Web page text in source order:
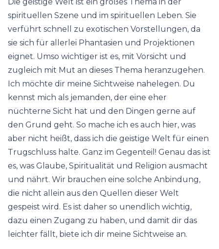
spirituellen Szene und im spirituellen Leben. Sie
verführt schnell zu exotischen Vorstellungen, da
sie sich für allerlei Phantasien und Projektionen
eignet. Umso wichtiger ist es, mit Vorsicht und
zugleich mit Mut an dieses Thema heranzugehen.
Ich möchte dir meine Sichtweise nahelegen. Du
kennst mich als jemanden, der eine eher
nüchterne Sicht hat und den Dingen gerne auf
den Grund geht. So mache ich es auch hier, was
aber nicht heißt, dass ich die geistige Welt für einen
Trugschluss halte. Ganz im Gegenteil! Genau das ist
es, was Glaube, Spiritualität und Religion ausmacht
und nährt. Wir brauchen eine solche Anbindung,
die nicht allein aus den Quellen dieser Welt
gespeist wird. Es ist daher so unendlich wichtig,
dazu einen Zugang zu haben, und damit dir das
leichter fällt, biete ich dir meine Sichtweise an.